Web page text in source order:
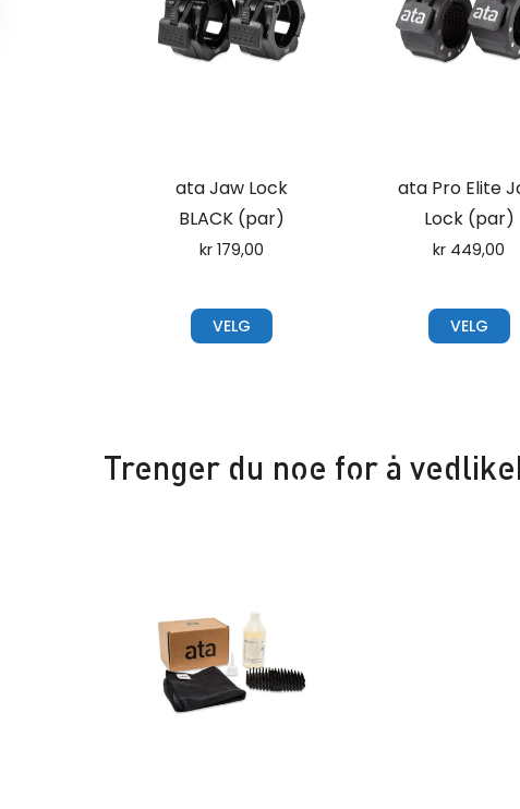
ata Jaw Lock
BLACK (par)
kr 179,00
VELG
ata Pro Elite
Lock (par)
kr 449,00
VELG
Trenger du noe for å